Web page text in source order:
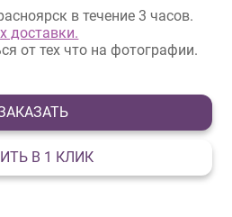
в течение 3 часов.
доставки.
от тех что на фотографии.
В 1 КЛИК